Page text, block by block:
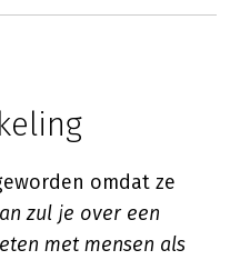
omdat ze
zul je over een
met mensen als